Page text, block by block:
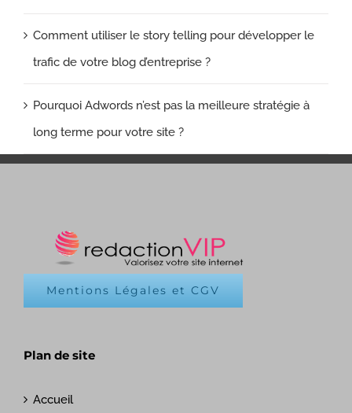
Comment utiliser le story telling pour développer le
trafic de votre blog d’entreprise ?
Pourquoi Adwords n’est pas la meilleure stratégie à
long terme pour votre site ?
Mentions Légales et CGV
Plan de site
Accueil